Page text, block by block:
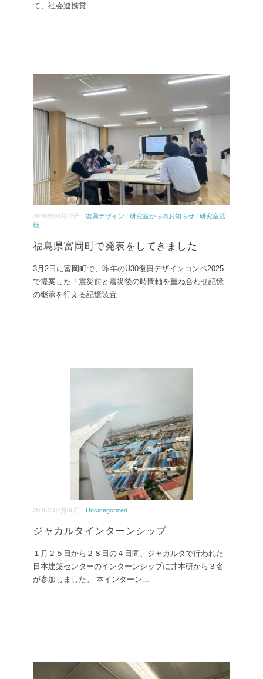
て、社会連携賞
2026年03月13日 | 復興デザイン / 研究室からのお知らせ / 研究室活
動
福島県富岡町で発表をしてきました
3月2日に富岡町で、昨年のU30復興デザインコンペ2025
で提案した「震災前と震災後の時間軸を重ね合わせ記憶
の継承を行える記憶装置
2026年02月06日 | Uncategorized
ジャカルタインターンシップ
１月２５日から２８日の４日間、ジャカルタで行われた
日本建築センターのインターンシップに井本研から３名
が参加しました。 本インターン